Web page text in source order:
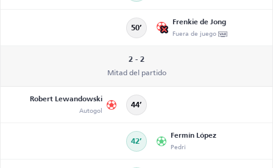
50’
Frenkie de Jong
Fuera de juego
2 - 2
Mitad del partido
Robert Lewandowski
Autogol 44’
42’
Fermín López
Pedri